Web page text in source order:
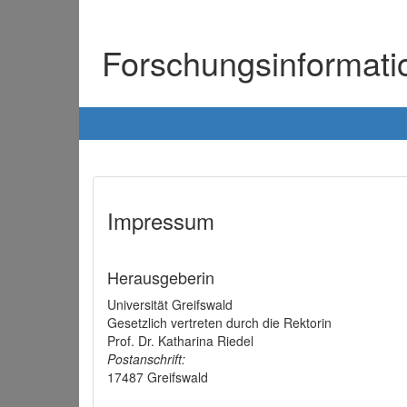
Impressum
Herausgeberin
Universität Greifswald
Gesetzlich vertreten durch die Rektorin
Prof. Dr. Katharina Riedel
Postanschrift:
17487 Greifswald